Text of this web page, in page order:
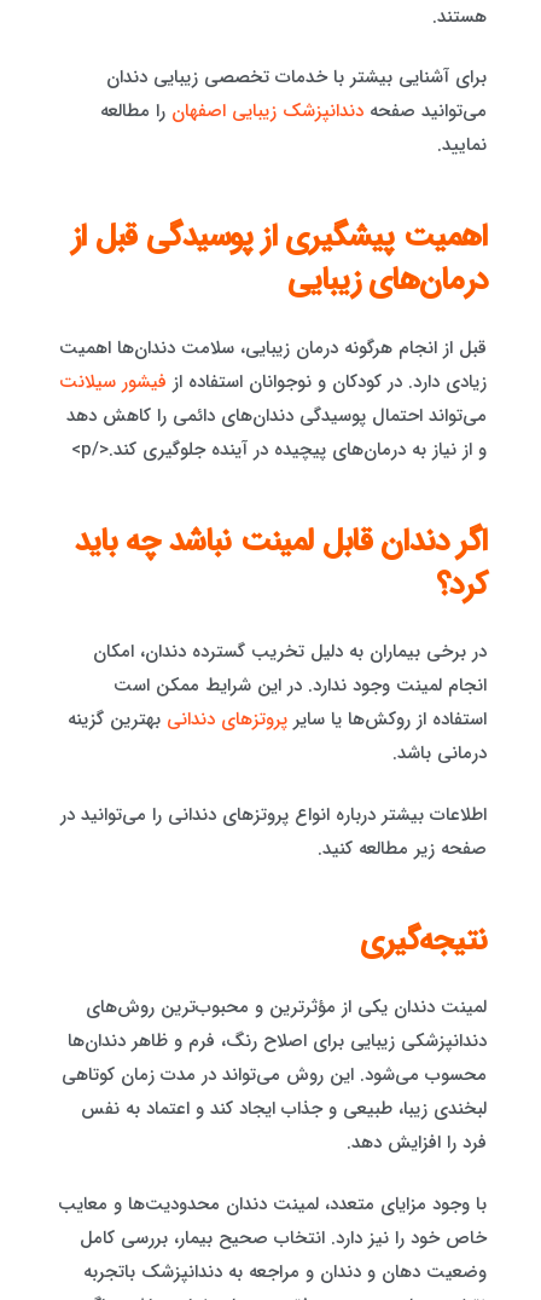
هستند.
برای آشنایی بیشتر با خدمات تخصصی زیبایی دندان
می‌توانید صفحه دندانپزشک زیبایی اصفهان را مطالعه
نمایید.
اهمیت پیشگیری از پوسیدگی قبل از
درمان‌های زیبایی
قبل از انجام هرگونه درمان زیبایی، سلامت دندان‌ها اهمیت
زیادی دارد. در کودکان و نوجوانان استفاده از فیشور سیلانت
می‌تواند احتمال پوسیدگی دندان‌های دائمی را کاهش دهد
و از نیاز به درمان‌های پیچیده در آینده جلوگیری کند.</p>
اگر دندان قابل لمینت نباشد چه باید
کرد؟
در برخی بیماران به دلیل تخریب گسترده دندان، امکان
انجام لمینت وجود ندارد. در این شرایط ممکن است
استفاده از روکش‌ها یا سایر پروتزهای دندانی بهترین گزینه
درمانی باشد.
اطلاعات بیشتر درباره انواع پروتزهای دندانی را می‌توانید در
صفحه زیر مطالعه کنید.
نتیجه‌گیری
لمینت دندان یکی از مؤثرترین و محبوب‌ترین روش‌های
دندانپزشکی زیبایی برای اصلاح رنگ، فرم و ظاهر دندان‌ها
محسوب می‌شود. این روش می‌تواند در مدت زمان کوتاهی
لبخندی زیبا، طبیعی و جذاب ایجاد کند و اعتماد به نفس
فرد را افزایش دهد.
با وجود مزایای متعدد، لمینت دندان محدودیت‌ها و معایب
خاص خود را نیز دارد. انتخاب صحیح بیمار، بررسی کامل
وضعیت دهان و دندان و مراجعه به دندانپزشک باتجربه